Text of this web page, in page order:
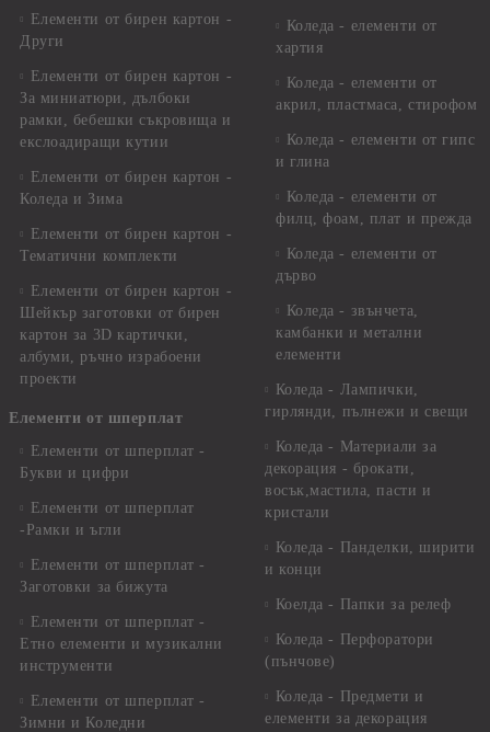
Елементи от бирен картон -
Други
Елементи от бирен картон -
За миниатюри, дълбоки
рамки, бебешки съкровища и
екслоадиращи кутии
Елементи от бирен картон -
Коледа и Зима
Елементи от бирен картон -
Тематични комплекти
Елементи от бирен картон -
Шейкър заготовки от бирен
картон за 3D картички,
албуми, ръчно израбоени
проекти
Елементи от шперплат
Елементи от шперплат -
Букви и цифри
Елементи от шперплат
-Рамки и ъгли
Елементи от шперплат -
Заготовки за бижута
Елементи от шперплат -
Етно елементи и музикални
инструменти
Елементи от шперплат -
Зимни и Коледни
Коледа - елементи от
хартия
Коледа - елементи от
акрил, пластмаса, стирофом
Коледа - елементи от гипс
и глина
Коледа - елементи от
филц, фоам, плат и прежда
Коледа - елементи от
дърво
Коледа - звънчета,
камбанки и метални
елементи
Коледа - Лампички,
гирлянди, пълнежи и свещи
Коледа - Материали за
декорация - брокати,
восък,мастила, пасти и
кристали
Коледа - Панделки, ширити
и конци
Коелда - Папки за релеф
Коледа - Перфоратори
(пънчове)
Коледа - Предмети и
елементи за декорация